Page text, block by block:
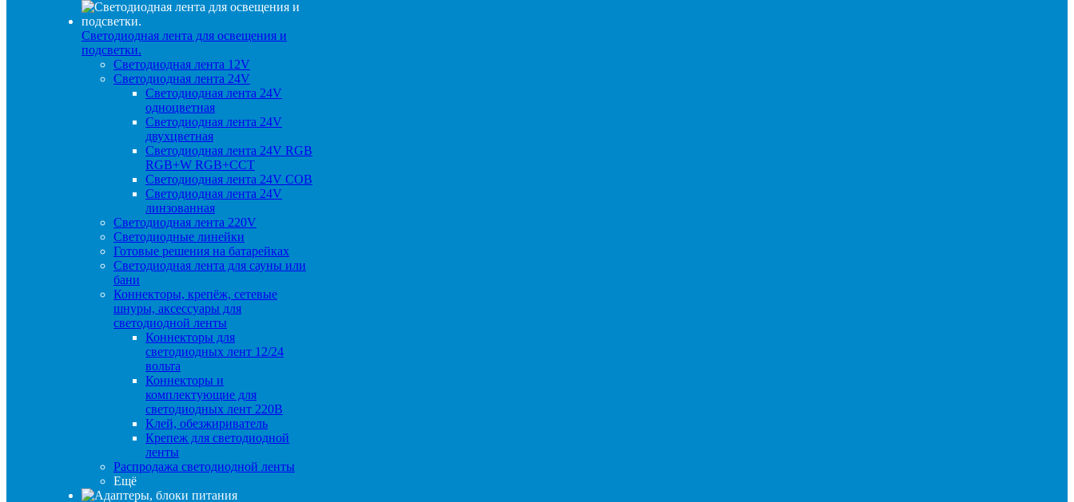
Светодиодная лента для освещения и
подсветки.
Светодиодная лента 12V
Светодиодная лента 24V
Светодиодная лента 24V
одноцветная
Светодиодная лента 24V
двухцветная
Светодиодная лента 24V RGB
RGB+W RGB+CCT
Светодиодная лента 24V COB
Светодиодная лента 24V
линзованная
Светодиодная лента 220V
Светодиодные линейки
Готовые решения на батарейках
Светодиодная лента для сауны или
бани
Коннекторы, крепёж, сетевые
шнуры, аксессуары для
светодиодной ленты
Коннекторы для
светодиодных лент 12/24
вольта
Коннекторы и
комплектующие для
светодиодных лент 220В
Клей, обезжириватель
Крепеж для светодиодной
ленты
Распродажа светодиодной ленты
Ещё